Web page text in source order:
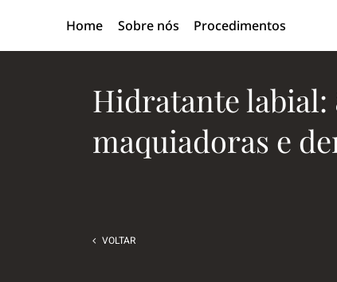
Home Sobre nós Procedimentos
Hidratante labial:
maquiadoras e
VOLTAR